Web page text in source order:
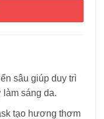
sâu giúp duy trì
làm sáng da.
tạo hương thơm